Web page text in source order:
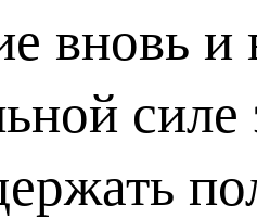
вновь и